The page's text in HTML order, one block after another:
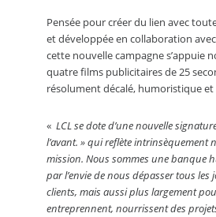
Pensée pour créer du lien avec
et développée en collaboration avec
cette nouvelle campagne s’appuie
quatre films publicitaires de 25
résolument décalé, humoristique
« LCL se dote d’une nouvelle
l’avant. » qui reflète intrinsèquement
mission. Nous sommes une banque
par l’envie de nous dépasser tous
clients, mais aussi plus largement
entreprennent, nourrissent des